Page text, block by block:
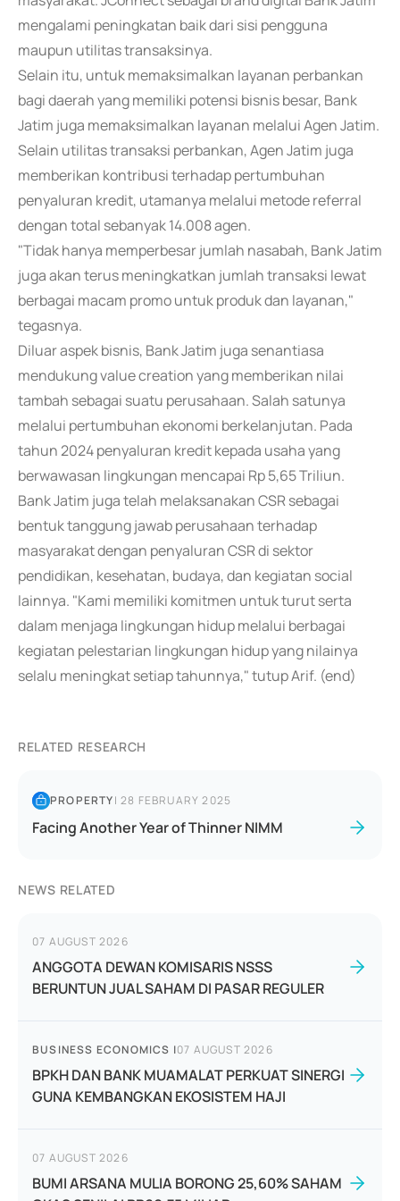
mengalami peningkatan baik dari sisi pengguna
maupun utilitas transaksinya.
Selain itu, untuk memaksimalkan layanan perbankan
bagi daerah yang memiliki potensi bisnis besar, Bank
Jatim juga memaksimalkan layanan melalui Agen Jatim.
Selain utilitas transaksi perbankan, Agen Jatim juga
memberikan kontribusi terhadap pertumbuhan
penyaluran kredit, utamanya melalui metode referral
dengan total sebanyak 14.008 agen.
"Tidak hanya memperbesar jumlah nasabah, Bank Jatim
juga akan terus meningkatkan jumlah transaksi lewat
berbagai macam promo untuk produk dan layanan,"
tegasnya.
Diluar aspek bisnis, Bank Jatim juga senantiasa
mendukung value creation yang memberikan nilai
tambah sebagai suatu perusahaan. Salah satunya
melalui pertumbuhan ekonomi berkelanjutan. Pada
tahun 2024 penyaluran kredit kepada usaha yang
berwawasan lingkungan mencapai Rp 5,65 Triliun.
Bank Jatim juga telah melaksanakan CSR sebagai
bentuk tanggung jawab perusahaan terhadap
masyarakat dengan penyaluran CSR di sektor
pendidikan, kesehatan, budaya, dan kegiatan social
lainnya. "Kami memiliki komitmen untuk turut serta
dalam menjaga lingkungan hidup melalui berbagai
kegiatan pelestarian lingkungan hidup yang nilainya
selalu meningkat setiap tahunnya," tutup Arif. (end)
RELATED RESEARCH
PROPERTY|28 FEBRUARY 2025
Facing Another Year of Thinner NIMM
NEWS RELATED
07 AUGUST 2026
ANGGOTA DEWAN KOMISARIS NSSS
BERUNTUN JUAL SAHAM DI PASAR REGULER
BUSINESS ECONOMICS |07 AUGUST 2026
BPKH DAN BANK MUAMALAT PERKUAT SINERGI
GUNA KEMBANGKAN EKOSISTEM HAJI
07 AUGUST 2026
BUMI ARSANA MULIA BORONG 25,60% SAHAM